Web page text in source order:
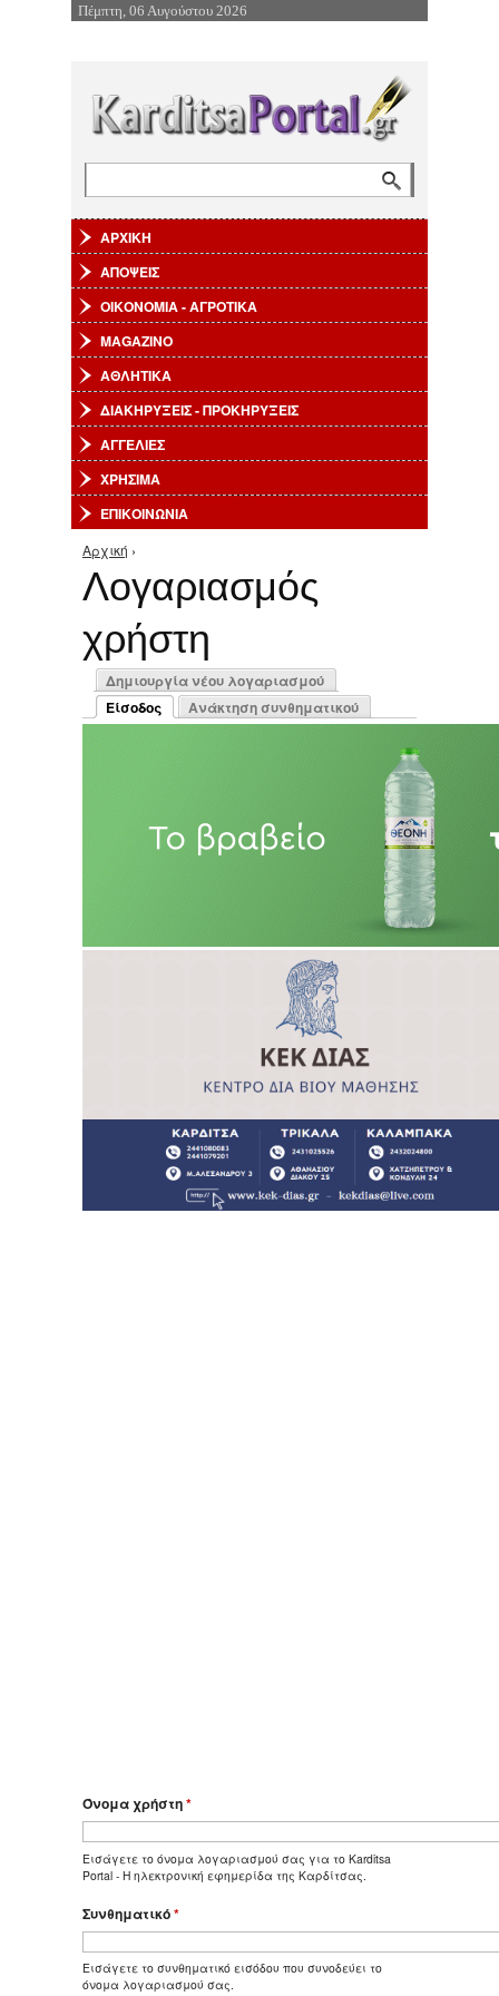
Επιστροφή στην Πλοήγηση
Πέμπτη, 06 Αυγούστου 2026
ΑΡΧΙΚΗ
ΑΠΟΨΕΙΣ
ΟΙΚΟΝΟΜΙΑ - ΑΓΡΟΤΙΚΑ
MAGAZINO
ΑΘΛΗΤΙΚΑ
ΔΙΑΚΗΡΥΞΕΙΣ - ΠΡΟΚΗΡΥΞΕΙΣ
ΑΓΓΕΛΙΕΣ
ΧΡΗΣΙΜΑ
ΕΠΙΚΟΙΝΩΝΙΑ
Είστε εδώ
Αρχική ›
Λογαριασμός
χρήστη
Πρωτεύουσες καρτέλες
Δημιουργία νέου λογαριασμού
Είσοδος
(ενεργή καρτέλα)
Ανάκτηση συνθηματικού
Όνομα χρήστη*
Εισάγετε το όνομα λογαριασμού σας για το Karditsa
Portal - Η ηλεκτρονική εφημερίδα της Καρδίτσας.
Συνθηματικό*
Εισάγετε το συνθηματικό εισόδου που συνοδεύει το
όνομα λογαριασμού σας.